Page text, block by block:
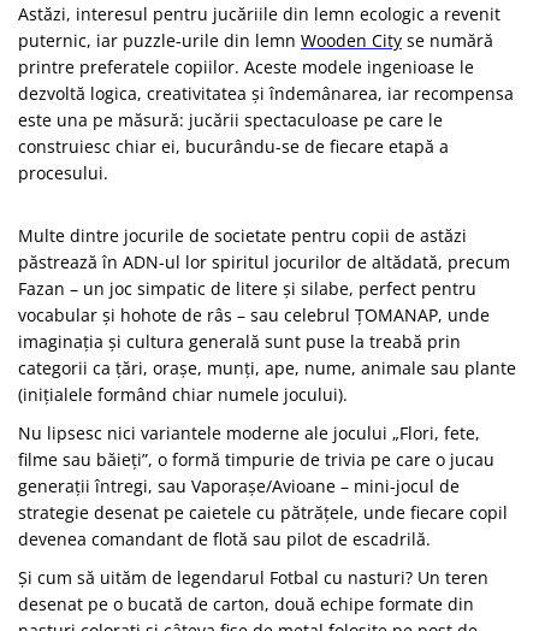
Astăzi, interesul pentru jucăriile din lemn ecologic a revenit
puternic, iar puzzle-urile din lemn Wooden City se numără
printre preferatele copiilor. Aceste modele ingenioase le
dezvoltă logica, creativitatea și îndemânarea, iar recompensa
este una pe măsură: jucării spectaculoase pe care le
construiesc chiar ei, bucurându-se de fiecare etapă a
procesului.
Multe dintre jocurile de societate pentru copii de astăzi
păstrează în ADN-ul lor spiritul jocurilor de altădată, precum
Fazan – un joc simpatic de litere și silabe, perfect pentru
vocabular și hohote de râs – sau celebrul ȚOMANAP, unde
imaginația și cultura generală sunt puse la treabă prin
categorii ca țări, orașe, munți, ape, nume, animale sau plante
(inițialele formând chiar numele jocului).
Nu lipsesc nici variantele moderne ale jocului „Flori, fete,
filme sau băieți”, o formă timpurie de trivia pe care o jucau
generații întregi, sau Vaporașe/Avioane – mini-jocul de
strategie desenat pe caietele cu pătrățele, unde fiecare copil
devenea comandant de flotă sau pilot de escadrilă.
Și cum să uităm de legendarul Fotbal cu nasturi? Un teren
desenat pe o bucată de carton, două echipe formate din